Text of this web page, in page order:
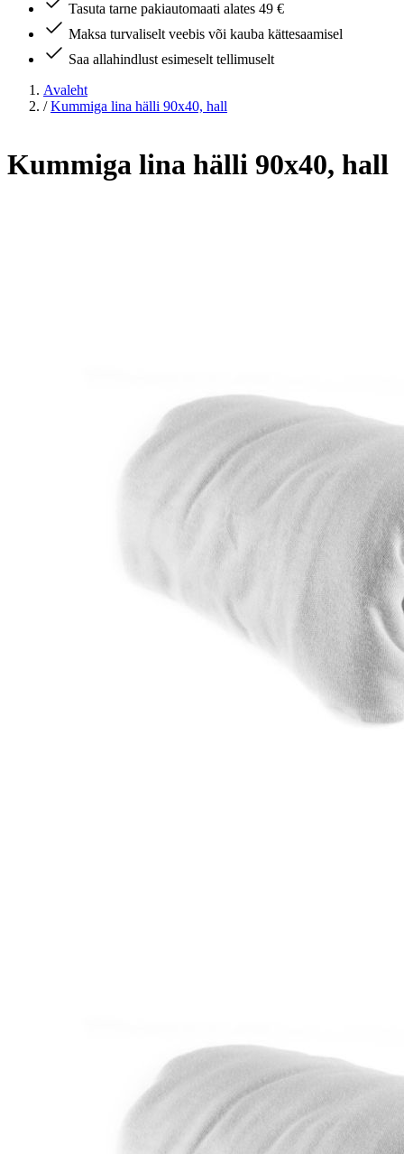
Tasuta tarne pakiautomaati alates 49 €
Maksa turvaliselt veebis või kauba kättesaamisel
Saa allahindlust esimeselt tellimuselt
Avaleht
/ Kummiga lina hälli 90x40, hall
Kummiga lina hälli 90x40, hall